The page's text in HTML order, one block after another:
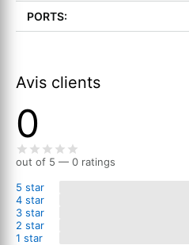
PORTS:
Avis clients
0
out of 5 — 0 ratings
5 star
4 star
3 star
2 star
1 star